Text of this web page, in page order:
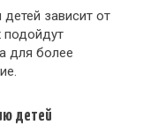
зависит от
подойдут
для более
детей